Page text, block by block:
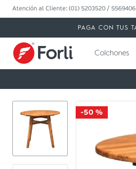
Atención al Cliente: (01) 5203520 / 5569406
PAGA CON TUS
Colchones
-50 %